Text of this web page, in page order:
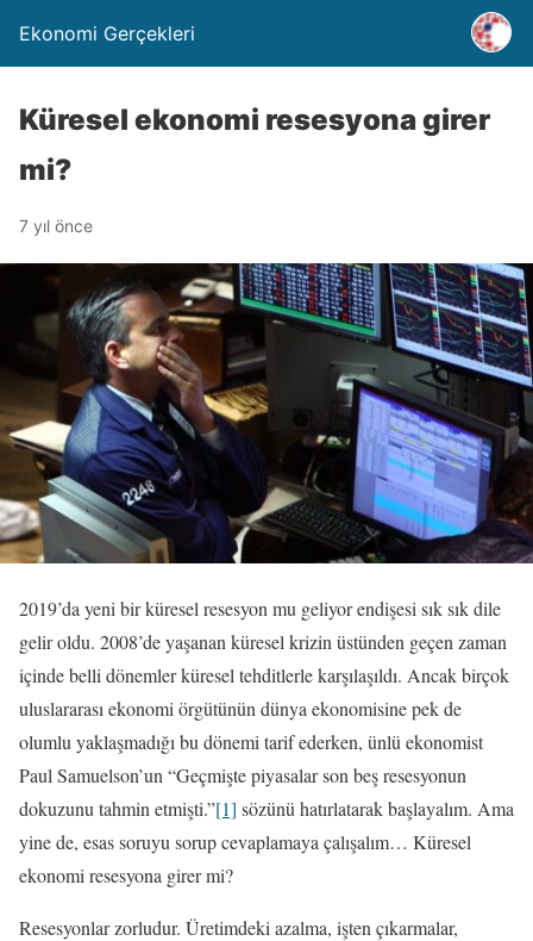
Ekonomi Gerçekleri
Küresel ekonomi resesyona girer
mi?
7 yıl önce
2019’da yeni bir küresel resesyon mu geliyor endişesi sık sık dile
gelir oldu. 2008’de yaşanan küresel krizin üstünden geçen zaman
içinde belli dönemler küresel tehditlerle karşılaşıldı. Ancak birçok
uluslararası ekonomi örgütünün dünya ekonomisine pek de
olumlu yaklaşmadığı bu dönemi tarif ederken, ünlü ekonomist
Paul Samuelson’un “Geçmişte piyasalar son beş resesyonun
dokuzunu tahmin etmişti.”[1] sözünü hatırlatarak başlayalım. Ama
yine de, esas soruyu sorup cevaplamaya çalışalım… Küresel
ekonomi resesyona girer mi?
Resesyonlar zorludur. Üretimdeki azalma, işten çıkarmalar,